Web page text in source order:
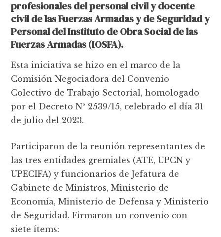
profesionales del personal civil y docente
civil de las Fuerzas Armadas y de Seguridad y
Personal del Instituto de Obra Social de las
Fuerzas Armadas (IOSFA).
Esta iniciativa se hizo en el marco de la
Comisión Negociadora del Convenio
Colectivo de Trabajo Sectorial, homologado
por el Decreto Nº 2539/15, celebrado el día 31
de julio del 2023.
Participaron de la reunión representantes de
las tres entidades gremiales (ATE, UPCN y
UPECIFA) y funcionarios de Jefatura de
Gabinete de Ministros, Ministerio de
Economía, Ministerio de Defensa y Ministerio
de Seguridad. Firmaron un convenio con
siete ítems: